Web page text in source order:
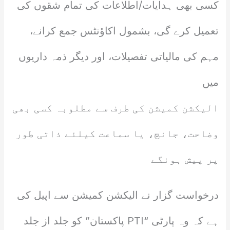
کسی بھی ہدایات/اطلاعات کی تمام شقوں کی
تعمیل کرے گی، بشمول اکاؤنٹس جمع کرانے،
مہم کی مالیاتی تفصیلات، اور دیگر ذمہ داریوں
میں
الیکشن کمیشن کی طرف سے مطلوبہ کسی بھی
وضاحت، جانچ، یا سماعت کیلئے ذاتی طور
پر پیش ہونگے
درخواست گزار نے الیکشن کمیشن سے اپیل کی
ہے کہ وہ پارٹی “PTI پاکستان” کو جلد از جلد